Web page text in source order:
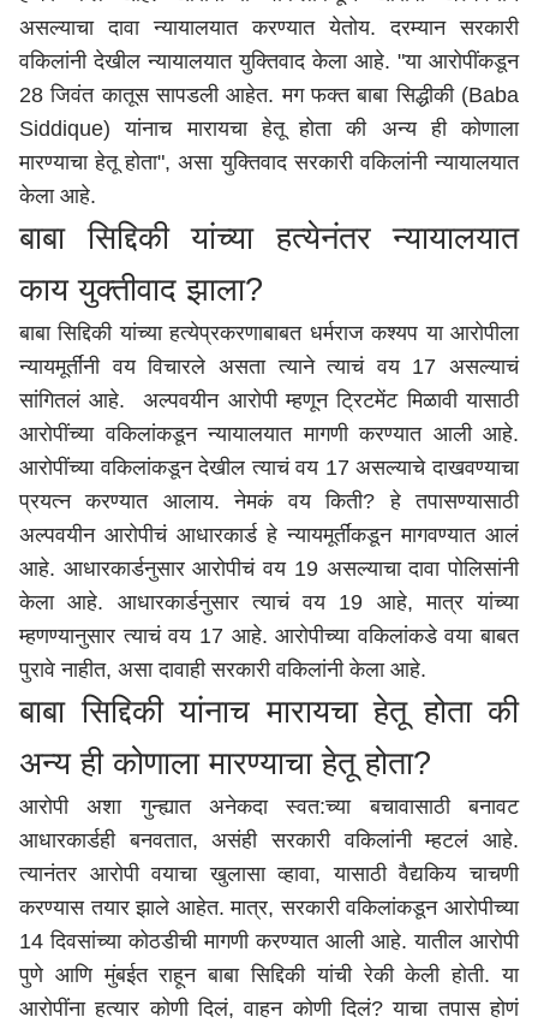
असल्याचा दावा न्यायालयात करण्यात येतोय. दरम्यान सरकारी
वकिलांनी देखील न्यायालयात युक्तिवाद केला आहे. "या आरोपींकडून
28 जिवंत कातूस सापडली आहेत. मग फक्त बाबा सिद्धीकी (Baba
Siddique) यांनाच मारायचा हेतू होता की अन्य ही कोणाला
मारण्याचा हेतू होता", असा युक्तिवाद सरकारी वकिलांनी न्यायालयात
केला आहे.
बाबा सिद्दिकी यांच्या हत्येनंतर न्यायालयात
काय युक्तीवाद झाला?
बाबा सिद्दिकी यांच्या हत्येप्रकरणाबाबत धर्मराज कश्यप या आरोपीला
न्यायमूर्तींनी वय विचारले असता त्याने त्याचं वय 17 असल्याचं
सांगितलं आहे. अल्पवयीन आरोपी म्हणून ट्रिटमेंट मिळावी यासाठी
आरोपींच्या वकिलांकडून न्यायालयात मागणी करण्यात आली आहे.
आरोपींच्या वकिलांकडून देखील त्याचं वय 17 असल्याचे दाखवण्याचा
प्रयत्न करण्यात आलाय. नेमकं वय किती? हे तपासण्यासाठी
अल्पवयीन आरोपीचं आधारकार्ड हे न्यायमूर्तींकडून मागवण्यात आलं
आहे. आधारकार्डनुसार आरोपीचं वय 19 असल्याचा दावा पोलिसांनी
केला आहे. आधारकार्डनुसार त्याचं वय 19 आहे, मात्र यांच्या
म्हणण्यानुसार त्याचं वय 17 आहे. आरोपीच्या वकिलांकडे वया बाबत
पुरावे नाहीत, असा दावाही सरकारी वकिलांनी केला आहे.
बाबा सिद्दिकी यांनाच मारायचा हेतू होता की
अन्य ही कोणाला मारण्याचा हेतू होता?
आरोपी अशा गुन्ह्यात अनेकदा स्वत:च्या बचावासाठी बनावट
आधारकार्डही बनवतात, असंही सरकारी वकिलांनी म्हटलं आहे.
त्यानंतर आरोपी वयाचा खुलासा व्हावा, यासाठी वैद्यकिय चाचणी
करण्यास तयार झाले आहेत. मात्र, सरकारी वकिलांकडून आरोपीच्या
14 दिवसांच्या कोठडीची मागणी करण्यात आली आहे. यातील आरोपी
पुणेआणिमुंबईत राहून बाबा सिद्दिकी यांची रेकी केली होती. या
आरोपींना हत्यार कोणी दिलं, वाहन कोणी दिलं? याचा तपास होणं